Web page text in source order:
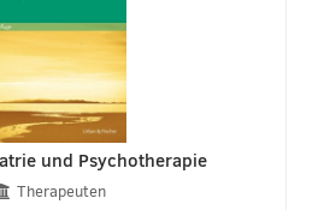
und Psychotherapie
Therapeuten